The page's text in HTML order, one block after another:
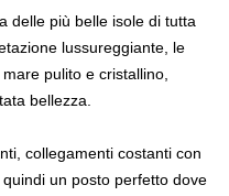
delle più belle isole di tutta
lussureggiante, le
pulito e cristallino,
bellezza.
collegamenti costanti con
quindi un posto perfetto dove